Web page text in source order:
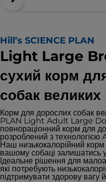
Hill’s SCIENCE PLAN
Light Large
сухий корм
собак великих
Корм для дорослих собак
PLAN Light Adult Large
повнораціонний корм для
розроблений з
Наш низькокалорійний
вашому собаці залишатись
Ідеальне рішення для
які потребують
підтримувати здорову вагу